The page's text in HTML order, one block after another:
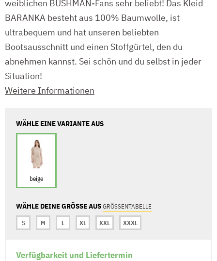
weiblichen BUSHMAN-Fans sehr beliebt! Das Kleid
BARANKA besteht aus 100% Baumwolle, ist
ultrabequem und hat unseren beliebten
Bootsausschnitt und einen Stoffgürtel, den du
abnehmen kannst. Sei schön und du selbst in jeder
Situation!
Weitere Informationen
WÄHLE EINE VARIANTE AUS
beige
WÄHLE DEINE GRÖSSE AUSGRÖSSENTABELLE
S
M L XL XXL XXXL
Verfügbarkeit und Liefertermin